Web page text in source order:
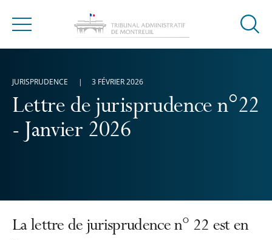
Menu
Ouvrir
Lettre de jurisprudence n°22
- Janvier 2026
JURISPRUDENCE 3 FÉVRIER 2026
La lettre de jurisprudence n° 22 est en